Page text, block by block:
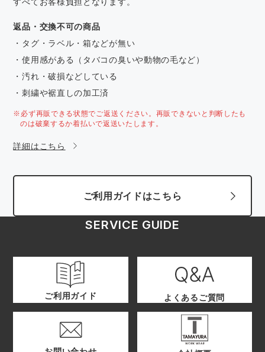
返品・交換不可の商品
・タグ・ラベル・箱などが無い
・使用感がある（タバコの臭いや動物の毛など）
・汚れ・破損などしている
・刺繍や裾直しの加工済
※必ず再販できる状態でご返送ください。再販できないと判断したも
のは破棄するか着払いで返送いたします。
詳細はこちら
ご利用ガイドはこちら
SERVICE GUIDE
ご利用ガイド よくあるご質問